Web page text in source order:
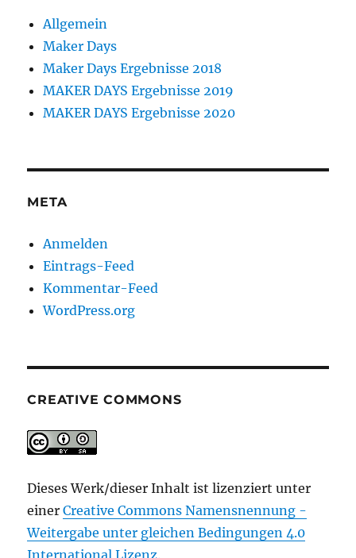
Allgemein
Maker Days
Maker Days Ergebnisse 2018
MAKER DAYS Ergebnisse 2019
MAKER DAYS Ergebnisse 2020
META
Anmelden
Eintrags-Feed
Kommentar-Feed
WordPress.org
CREATIVE COMMONS
Dieses Werk/dieser Inhalt ist lizenziert unter
einerCreative Commons Namensnennung -
Weitergabe unter gleichen Bedingungen 4.0
International Lizenz